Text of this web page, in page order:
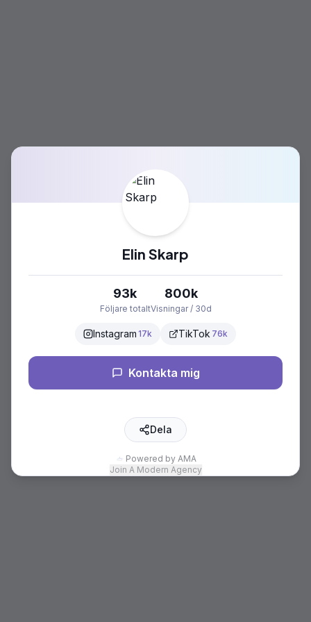
Elin Skarp
93k
Följare totalt
800k
Visningar / 30d
Instagram 17k TikTok 76k
Kontakta mig
Dela
Powered by AMA
Join A Modern Agency